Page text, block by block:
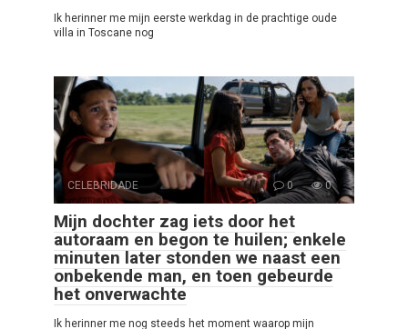
Ik herinner me mijn eerste werkdag in de prachtige oude
villa in Toscane nog
CELEBRIDADE 0 0
Mijn dochter zag iets door het
autoraam en begon te huilen; enkele
minuten later stonden we naast een
onbekende man, en toen gebeurde
het onverwachte
Ik herinner me nog steeds het moment waarop mijn